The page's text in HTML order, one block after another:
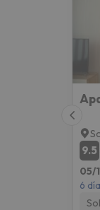
9.5
05/
6